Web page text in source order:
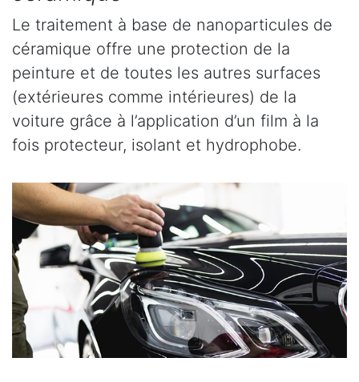
Le traitement à base de nanoparticules de
céramique offre une protection de la
peinture et de toutes les autres surfaces
(extérieures comme intérieures) de la
voiture grâce à l’application d’un film à la
fois protecteur, isolant et hydrophobe.